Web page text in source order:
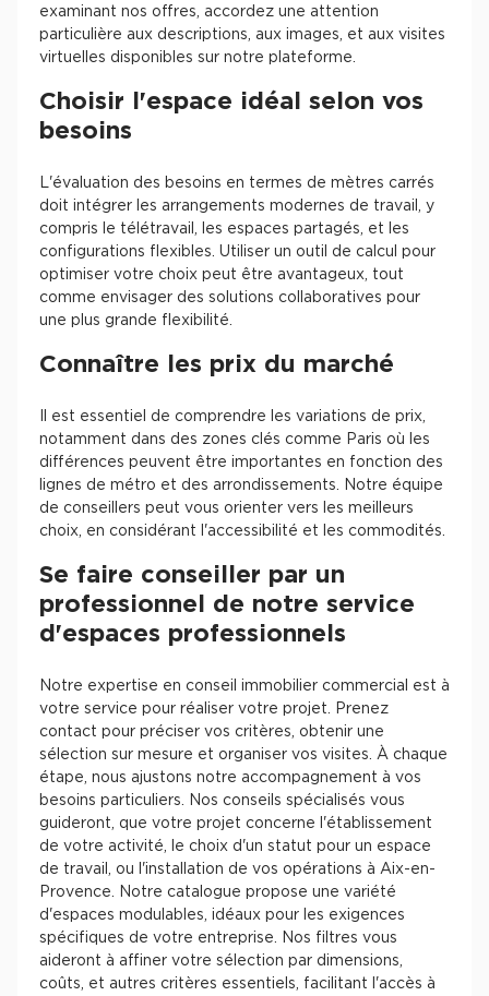
examinant nos offres, accordez une attention
particulière aux descriptions, aux images, et aux visites
virtuelles disponibles sur notre plateforme.
Choisir l'espace idéal selon vos
besoins
L'évaluation des besoins en termes de mètres carrés
doit intégrer les arrangements modernes de travail, y
compris le télétravail, les espaces partagés, et les
configurations flexibles. Utiliser un outil de calcul pour
optimiser votre choix peut être avantageux, tout
comme envisager des solutions collaboratives pour
une plus grande flexibilité.
Connaître les prix du marché
Il est essentiel de comprendre les variations de prix,
notamment dans des zones clés comme Paris où les
différences peuvent être importantes en fonction des
lignes de métro et des arrondissements. Notre équipe
de conseillers peut vous orienter vers les meilleurs
choix, en considérant l'accessibilité et les commodités.
Se faire conseiller par un
professionnel de notre service
d'espaces professionnels
Notre expertise en conseil immobilier commercial est à
votre service pour réaliser votre projet. Prenez
contact pour préciser vos critères, obtenir une
sélection sur mesure et organiser vos visites. À chaque
étape, nous ajustons notre accompagnement à vos
besoins particuliers. Nos conseils spécialisés vous
guideront, que votre projet concerne l'établissement
de votre activité, le choix d'un statut pour un espace
de travail, ou l'installation de vos opérations à Aix-en-
Provence. Notre catalogue propose une variété
d'espaces modulables, idéaux pour les exigences
spécifiques de votre entreprise. Nos filtres vous
aideront à affiner votre sélection par dimensions,
coûts, et autres critères essentiels, facilitant l'accès à